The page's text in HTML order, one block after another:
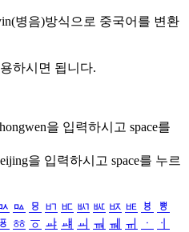
병음)방식으로 중국어를 변환
하시면 됩니다.
을 입력하시고 space를
을 입력하시고 space를 누르
ㅰ ㅱ ㅲ ㅳ ㅴ ㅵ ㅶ ㅷ ㅸ
ㅹ
ㆄ ㆅ ㆆ ㆇ ㆈ ㆉ ㆊ ㆋ ㆌ ㆍ
ㆎ